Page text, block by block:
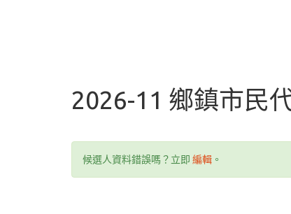
2026-11 鄉鎮市民
候選人資料錯誤嗎？立即 編輯 。